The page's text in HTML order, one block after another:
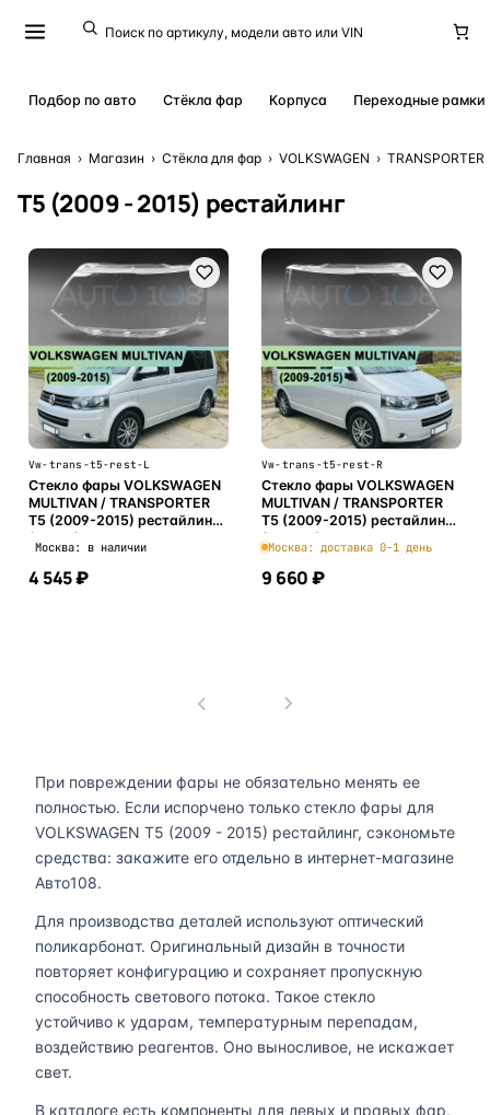
Подбор по авто Стёкла фар Корпуса Переходные рамки
Главная › Магазин › Стёкла для фар › VOLKSWAGEN › TRANSPORTER
T5 (2009 - 2015) рестайлинг
Vw-trans-t5-rest-L
Стекло фары VOLKSWAGEN
MULTIVAN / TRANSPORTER
T5 (2009-2015) рестайлинг
(левое)
Москва: в наличии
4 545 ₽
Vw-trans-t5-rest-R
Стекло фары VOLKSWAGEN
MULTIVAN / TRANSPORTER
T5 (2009-2015) рестайлинг
(правое)
Москва: доставка 0-1 день
9 660 ₽
При повреждении фары не обязательно менять ее
полностью. Если испорчено только стекло фары для
VOLKSWAGEN T5 (2009 - 2015) рестайлинг, сэкономьте
средства: закажите его отдельно в интернет-магазине
Авто108.
Для производства деталей используют оптический
поликарбонат. Оригинальный дизайн в точности
повторяет конфигурацию и сохраняет пропускную
способность светового потока. Такое стекло
устойчиво к ударам, температурным перепадам,
воздействию реагентов. Оно выносливое, не искажает
свет.
В каталоге есть компоненты для левых и правых фар,